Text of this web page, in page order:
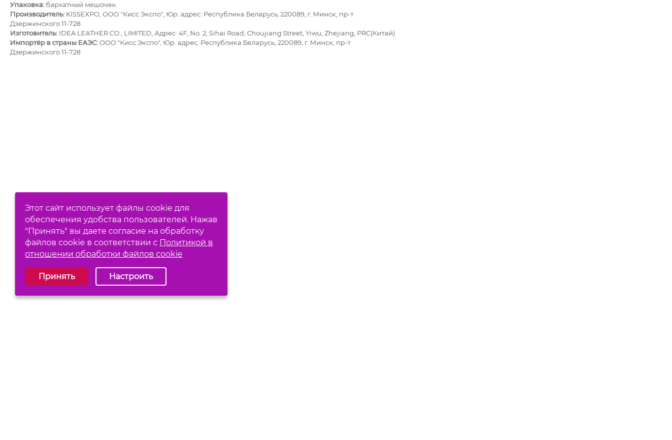
Упаковка: бархатный мешочек.
Производитель: KISSEXPO, ОOО "Кисс Экспо", Юр. адрес: Республика Беларусь, 220089, г. Минск, пр-т
Дзержинского 11-728
Изготовитель: IDEA LEATHER CO., LIMITED, Адрес: 4F, No. 2, Sihai Road, Choujiang Street, Yiwu, Zhejiang, PRC(Китай)
Импортёр в страны ЕАЭС:ОOО "Кисс Экспо", Юр. адрес: Республика Беларусь, 220089, г. Минск, пр-т
Дзержинского 11-728
Этот сайт использует файлы cookie для
обеспечения удобства пользователей. Нажав
"Принять" вы даете согласие на обработку
файлов cookie в соответствии с Политикой в
отношении обработки файлов cookie
Обязательные (технические) Аналитические
Принять Настроить